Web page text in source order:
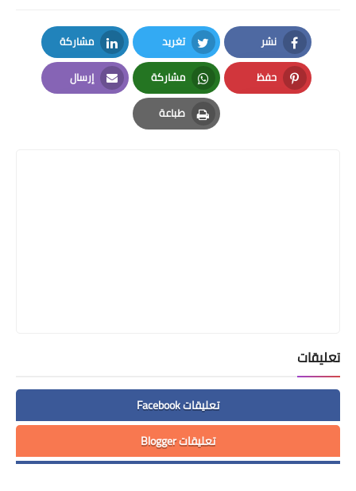
نشر
Facebook
تغريد
Twitter
مشاركة
LinkedIn
حفظ
Pinterest
مشاركة
Whatsapp
إرسال
Email
طباعة
Print
تعليقات
تعليقات Facebook
تعليقات Blogger